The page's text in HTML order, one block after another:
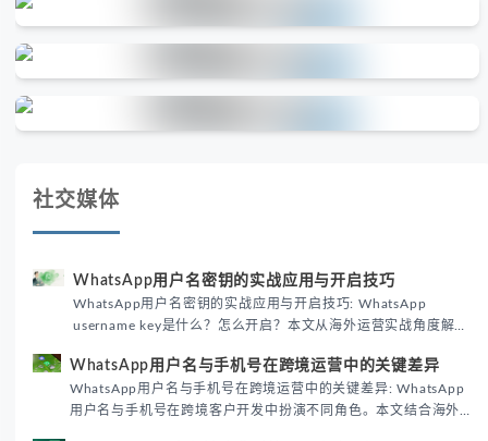
社交媒体
WhatsApp用户名密钥的实战应用与开启技巧
WhatsApp用户名密钥的实战应用与开启技巧: WhatsApp
username key是什么？怎么开启？本文从海外运营实战角度解析
境团队高效触达目标客户。
WhatsApp用户名与手机号在跨境运营中的关键差异
WhatsApp用户名与手机号在跨境运营中的关键差异: WhatsApp
用户名与手机号在跨境客户开发中扮演不同角色。本文结合海外私